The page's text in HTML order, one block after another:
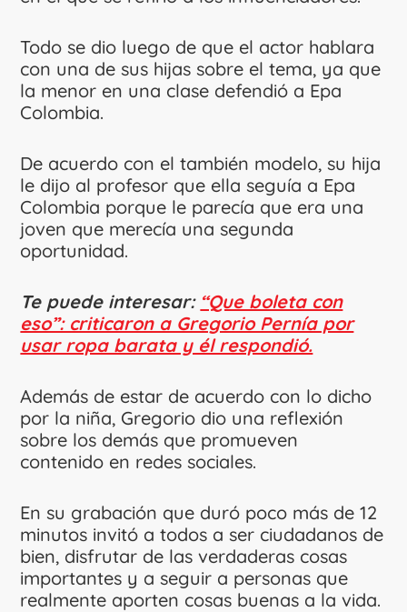
Todo se dio luego de que el actor hablara
con una de sus hijas sobre el tema, ya que
la menor en una clase defendió a Epa
Colombia.
De acuerdo con el también modelo, su hija
le dijo al profesor que ella seguía a Epa
Colombia porque le parecía que era una
joven que merecía una segunda
oportunidad.
Te puede interesar: “Que boleta con
eso”: criticaron a Gregorio Pernía por
usar ropa barata y él respondió.
Además de estar de acuerdo con lo dicho
por la niña, Gregorio dio una reflexión
sobre los demás que promueven
contenido en redes sociales.
En su grabación que duró poco más de 12
minutos invitó a todos a ser ciudadanos de
bien, disfrutar de las verdaderas cosas
importantes y a seguir a personas que
realmente aporten cosas buenas a la vida.